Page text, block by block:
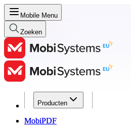
Mobile Menu
Zoeken
Producten
MobiPDF
Producten
MobiPDF